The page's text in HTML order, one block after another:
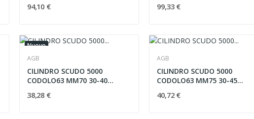
94,10 € 99,33 €
Nuovo
AGB
CILINDRO SCUDO 5000
CODOLO63 MM70 30-40
38,28 €
AGB
CILINDRO SCUDO 5000
CODOLO63 MM75 30-45
40,72 €